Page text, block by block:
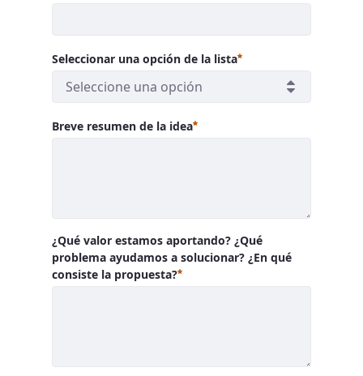
Seleccionar una opción de la lista Requerido
Seleccione una opción
Breve resumen de la idea Requerido
¿Qué valor estamos aportando? ¿Qué
problema ayudamos a solucionar? ¿En qué
consiste la propuesta? Requerido